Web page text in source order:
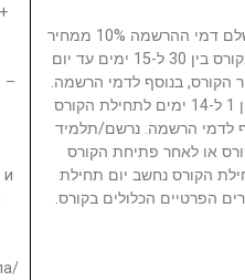
–
и
נרשם/תלמיד המבטל השתתפות בקורס ישלם דמי ההרשמה 10% ממחיר
הקורס. נרשם/תלמיד המבטל השתתפות בקורס בין 30 ל-15 ימים עד יום
ישלם דמי ביטול 15% ממחיר הקורס, בנוסף לדמי הרשמה.
נרשם/תלמיד המבטל השתתפות בקורס בין 1 ל-14 ימים לתחילת הקורס
הקורס, בנוסף לדמי הרשמה. נרשם/תלמיד
או לאחר פתיחת הקורס
הקורס נחשב יום תחילת
הפרטיים הכלולים בקורס.